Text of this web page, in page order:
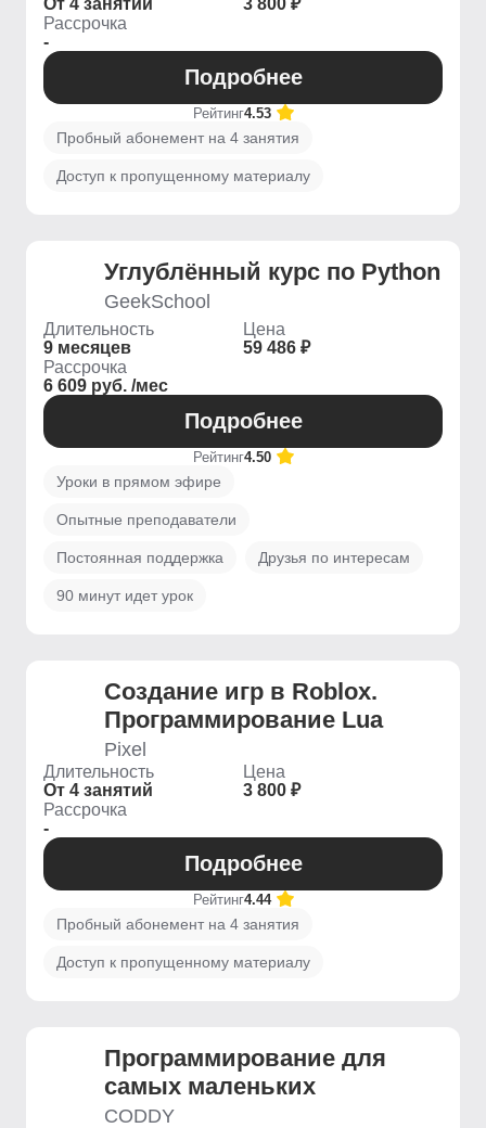
От 4 занятий
3 800 ₽
Рассрочка
-
Подробнее
Рейтинг4.53
Пробный абонемент на 4 занятия
Доступ к пропущенному материалу
Углублённый курс по Python
GeekSchool
Длительность
9 месяцев
Цена
59 486 ₽
Рассрочка
6 609 руб. /мес
Подробнее
Рейтинг4.50
Уроки в прямом эфире
Опытные преподаватели
Постоянная поддержка Друзья по интересам
90 минут идет урок
Создание игр в Roblox.
Программирование Lua
Pixel
Длительность
От 4 занятий
Цена
3 800 ₽
Рассрочка
-
Подробнее
Рейтинг4.44
Пробный абонемент на 4 занятия
Доступ к пропущенному материалу
Программирование для
самых маленьких
CODDY